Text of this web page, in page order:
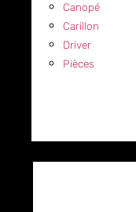
Canopé
Carillon
Driver
Pièces